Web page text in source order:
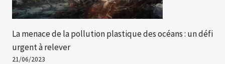
La menace de la pollution plastique des océans : un défi
urgent à relever
21/06/2023